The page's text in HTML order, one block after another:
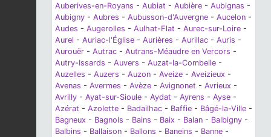
Auberives-en-Royans - Aubiat - Aubière - Aubignas -
Aubigny - Aubres - Aubusson-d'Auvergne - Aucelon -
Audes - Augerolles - Aulhat-Flat - Aurec-sur-Loire -
Aurel - Auriac-l'Église - Aurières - Aurillac - Auris -
Aurouër - Autrac - Autrans-Méaudre en Vercors -
Autry-Issards - Auvers - Auzat-la-Combelle -
Auzelles - Auzers - Auzon - Aveize - Aveizieux -
Avenas - Avermes - Avèze - Avignonet - Avrieux -
Avrilly - Ayat-sur-Sioule - Aydat - Ayrens - Ayse -
Azérat - Azolette - Badailhac - Baffie - Bâgé-la-Ville -
Bagneux - Bagnols - Bains - Baix - Balan - Balbigny -
Balbins - Ballaison - Ballons - Baneins - Banne -